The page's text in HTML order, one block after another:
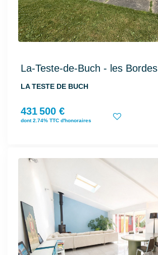
La-Teste-de-Buch - les Bordes
LA TESTE DE BUCH
431 500 €
dont 2.74% TTC d'honoraires